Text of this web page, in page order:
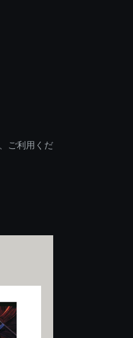
ご利用くだ